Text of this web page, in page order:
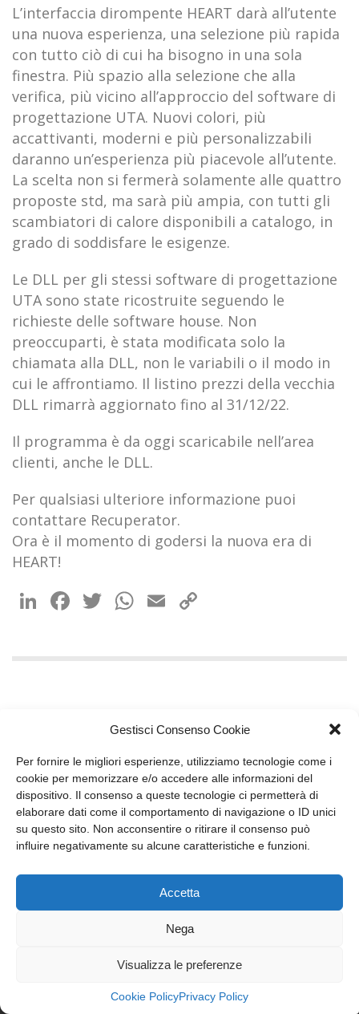
Gestisci Consenso Cookie
Per fornire le migliori esperienze, utilizziamo tecnologie come i
cookie per memorizzare e/o accedere alle informazioni del
dispositivo. Il consenso a queste tecnologie ci permetterà di
elaborare dati come il comportamento di navigazione o ID unici
su questo sito. Non acconsentire o ritirare il consenso può
influire negativamente su alcune caratteristiche e funzioni.
Accetta
Nega
Visualizza le preferenze
Cookie PolicyPrivacy Policy
L’interfaccia dirompente HEART darà all’utente
una nuova esperienza, una selezione più rapida
con tutto ciò di cui ha bisogno in una sola
finestra. Più spazio alla selezione che alla
verifica, più vicino all’approccio del software di
progettazione UTA. Nuovi colori, più
accattivanti, moderni e più personalizzabili
daranno un’esperienza più piacevole all’utente.
La scelta non si fermerà solamente alle quattro
proposte std, ma sarà più ampia, con tutti gli
scambiatori di calore disponibili a catalogo, in
grado di soddisfare le esigenze.
Le DLL per gli stessi software di progettazione
UTA sono state ricostruite seguendo le
richieste delle software house. Non
preoccuparti, è stata modificata solo la
chiamata alla DLL, non le variabili o il modo in
cui le affrontiamo. Il listino prezzi della vecchia
DLL rimarrà aggiornato fino al 31/12/22.
Il programma è da oggi scaricabile nell’area
clienti, anche le DLL.
Per qualsiasi ulteriore informazione puoi
contattare Recuperator.
Ora è il momento di godersi la nuova era di
HEART!
LinkedIn
Facebook
TwitterWhatsApp
Email
member of CAREL group
Recuperator S.p.A.
20027 Rescaldina (Mi), Italy
P.IVA: 01816030157
coordinamento di Carel Industries S.p.A.